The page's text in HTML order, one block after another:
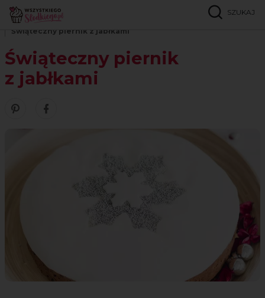
SZUKAJ
Strona główna
Świąteczny piernik z jabłkami
Świąteczny piernik
z jabłkami
Zobacz nasze piny w serwisie Pinterest
Udostępnij ten przepis w serwisie Facebook